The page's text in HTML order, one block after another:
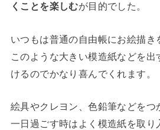
くことを楽しむが目的でした。
いつもは普通の自由帳にお絵描き
このような大きい模造紙などを
けるのでかなり喜んでくれます。
絵具やクレヨン、色鉛筆などをつ
一日過ごす時はよく模造紙を取り